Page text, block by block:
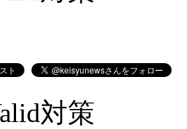
対策